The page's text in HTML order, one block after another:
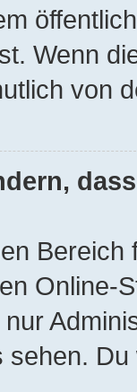
Wenn
von
Online-
sehen.